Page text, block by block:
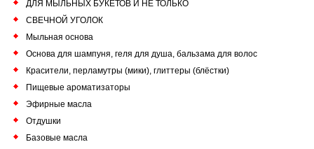
ДЛЯ МЫЛЬНЫХ БУКЕТОВ И НЕ ТОЛЬКО
СВЕЧНОЙ УГОЛОК
Мыльная основа
Основа для шампуня, геля для душа, бальзама для волос
Красители, перламутры (мики), глиттеры (блёстки)
Пищевые ароматизаторы
Эфирные масла
Отдушки
Базовые масла